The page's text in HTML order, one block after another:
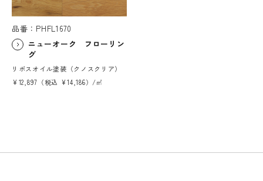
品番：PHFL1670
ニューオーク フローリン
グ
リボスオイル塗装（クノスクリア）
¥12,897（税込 ¥14,186）/㎡